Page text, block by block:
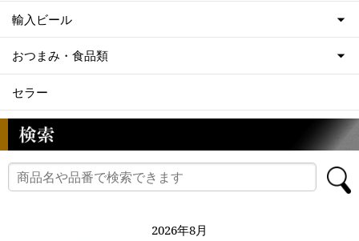
輸入ビール
おつまみ・食品類
セラー
2026年8月